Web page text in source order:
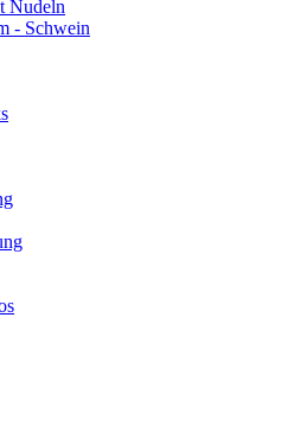
Nudeln
- Schwein